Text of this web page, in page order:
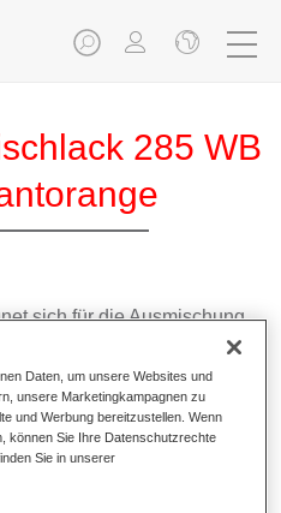
285 WB
sich für die Ausmischung
285, einem hochwertigen
Es basiert auf einer
für Uni- und
Daten, um unsere Websites und
unsere Marketingkampagnen zu
und Werbung bereitzustellen. Wenn
können Sie Ihre Datenschutzrechte
Sie in unserer